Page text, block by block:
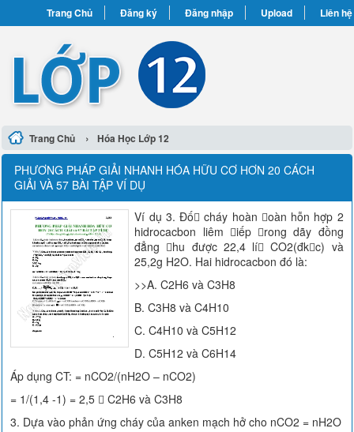
Trang Chủ Đăng ký Đăng nhập Upload Liên hệ
Trang Chủ › Hóa Học Lớp 12
PHƯƠNG PHÁP GIẢI NHANH HÓA HỮU CƠ HƠN 20 CÁCH
GIẢI VÀ 57 BÀI TẬP VÍ DỤ
Ví dụ 3. Đố cháy hoàn oàn hỗn hợp 2
hidrocacbon liêm iếp rong dãy đồng
đẳng hu được 22,4 lí CO2(đkc) và
25,2g H2O. Hai hidrocacbon đó là:
>>A. C2H6 và C3H8
B. C3H8 và C4H10
C. C4H10 và C5H12
D. C5H12 và C6H14
Áp dụng CT: = nCO2/(nH2O – nCO2)
= 1/(1,4 -1) = 2,5  C2H6 và C3H8
3. Dựa vào phản ứng cháy của anken mạch hở cho nCO2 = nH2O